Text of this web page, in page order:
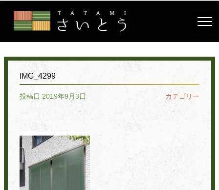
IMG_4299
投稿日 2019年9月3日 カテゴリー